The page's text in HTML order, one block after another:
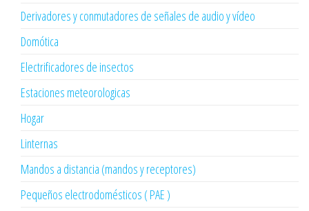
Derivadores y conmutadores de señales de audio y vídeo
Domótica
Electrificadores de insectos
Estaciones meteorologicas
Hogar
Linternas
Mandos a distancia (mandos y receptores)
Pequeños electrodomésticos ( PAE )